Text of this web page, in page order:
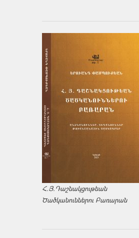
Հ.Յ.Դաշնակցութեան
Ծածկանուններու Բառարան